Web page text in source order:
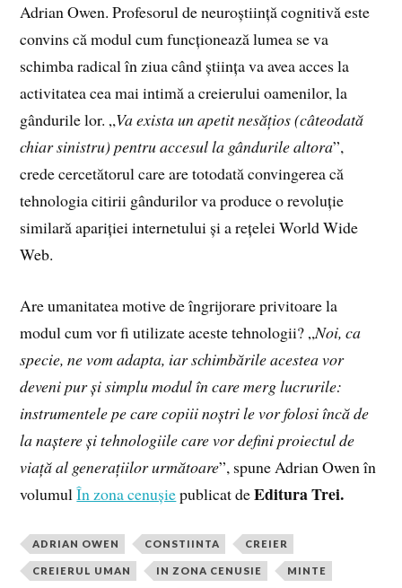
Adrian Owen. Profesorul de neuroștiință cognitivă este
convins că modul cum funcționează lumea se va
schimba radical în ziua când știința va avea acces la
activitatea cea mai intimă a creierului oamenilor, la
gândurile lor. „Va exista un apetit nesățios (câteodată
chiar sinistru) pentru accesul la gândurile altora”,
crede cercetătorul care are totodată convingerea că
tehnologia citirii gândurilor va produce o revoluție
similară apariției internetului și a rețelei World Wide
Web.
Are umanitatea motive de îngrijorare privitoare la
modul cum vor fi utilizate aceste tehnologii? „Noi, ca
specie, ne vom adapta, iar schimbările acestea vor
deveni pur și simplu modul în care merg lucrurile:
instrumentele pe care copiii noștri le vor folosi încă de
la naștere și tehnologiile care vor defini proiectul de
viață al generațiilor următoare”, spune Adrian Owen în
volumulÎn zona cenușiepublicat deEditura Trei.
ADRIAN OWEN CONSTIINTA CREIER
CREIERUL UMAN IN ZONA CENUSIE MINTE